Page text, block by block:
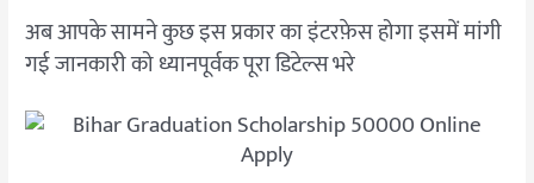
अब आपके सामने कुछ इस प्रकार का इंटरफ़ेस होगा इसमें मांगी
गई जानकारी को ध्यानपूर्वक पूरा डिटेल्स भरे